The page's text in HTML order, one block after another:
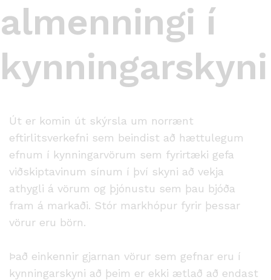
almenningi í
kynningarskyni
Út er komin út skýrsla um norrænt
eftirlitsverkefni sem beindist að hættulegum
efnum í kynningarvörum sem fyrirtæki gefa
viðskiptavinum sínum í því skyni að vekja
athygli á vörum og þjónustu sem þau bjóða
fram á markaði. Stór markhópur fyrir þessar
vörur eru börn.
Það einkennir gjarnan vörur sem gefnar eru í
kynningarskyni að þeim er ekki ætlað að endast